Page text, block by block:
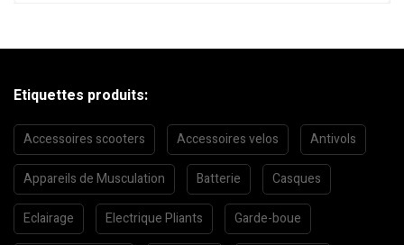
Etiquettes produits:
Accessoires scooters Accessoires velos Antivols
Appareils de Musculation Batterie Casques
Eclairage Electrique Pliants Garde-boue